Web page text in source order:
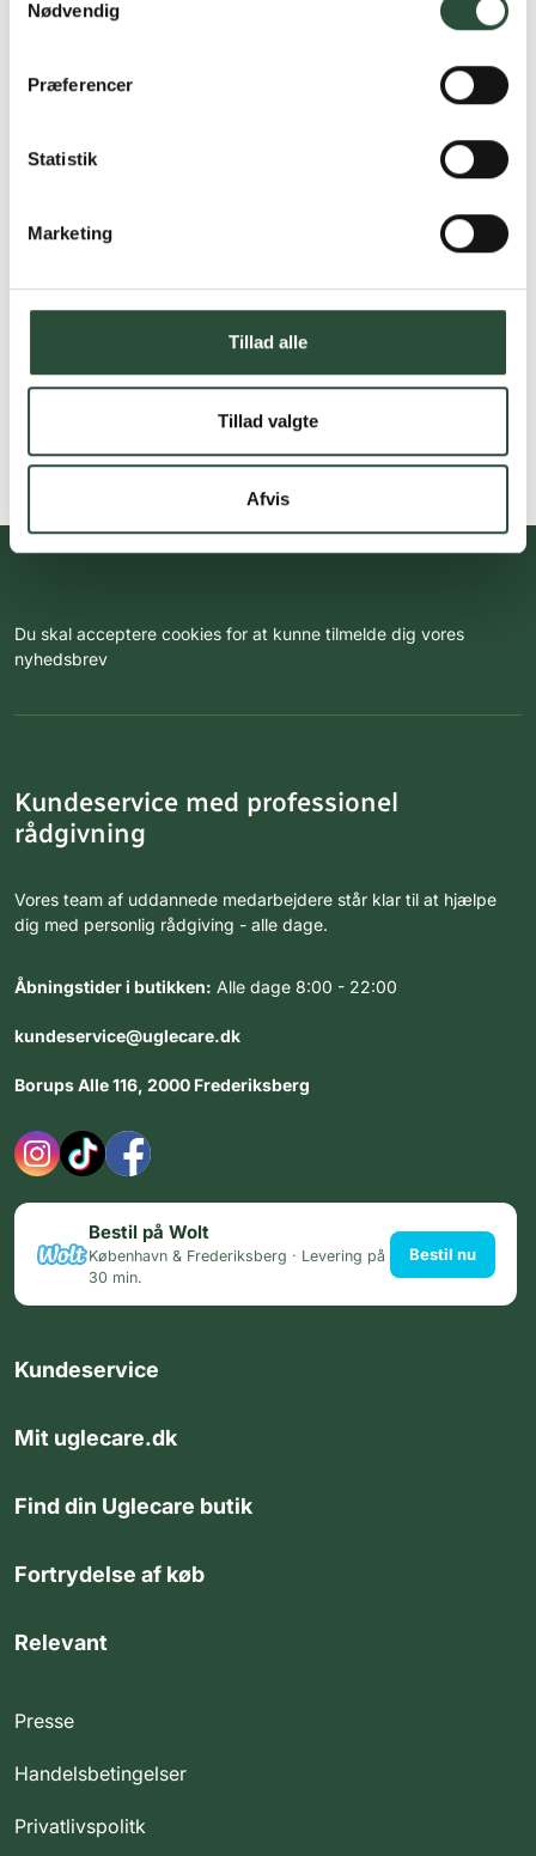
Nødvendig
Præferencer
Statistik
Marketing
Tillad alle
Tillad valgte
Afvis
Du skal acceptere cookies for at kunne tilmelde dig vores
nyhedsbrev
Kundeservice med professionel
rådgivning
Vores team af uddannede medarbejdere står klar til at hjælpe
dig med personlig rådgiving - alle dage.
Åbningstider i butikken: Alle dage 8:00 - 22:00
kundeservice@uglecare.dk
Borups Alle 116, 2000 Frederiksberg
Bestil på Wolt
København & Frederiksberg · Levering på
30 min.
Bestil nu
Kundeservice
Mit uglecare.dk
Find din Uglecare butik
Fortrydelse af køb
Relevant
Presse
Handelsbetingelser
Privatlivspolitk